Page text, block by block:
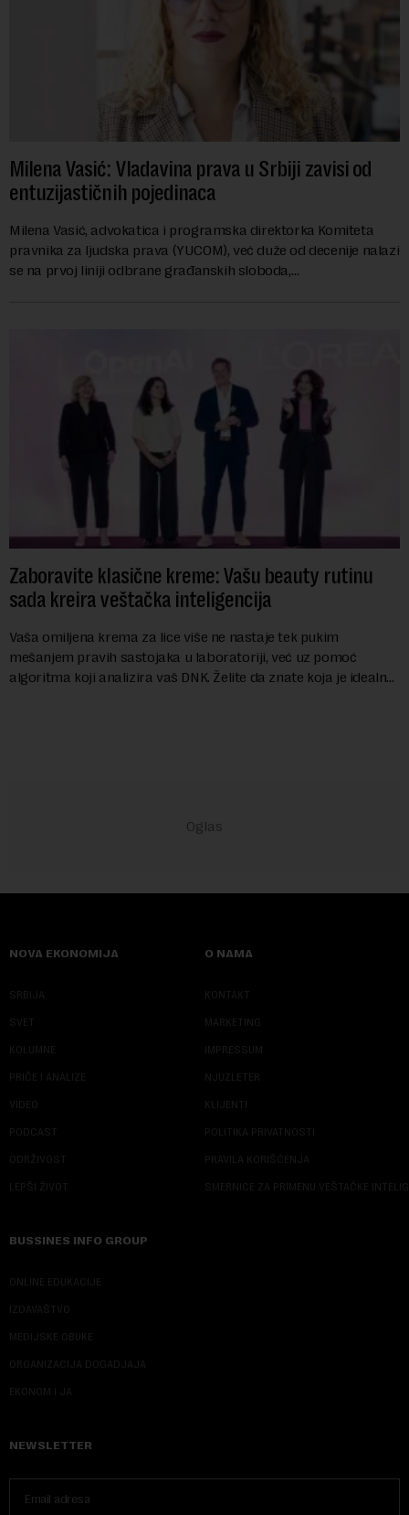
Milena Vasić: Vladavina prava u Srbiji zavisi od
entuzijastičnih pojedinaca
Milena Vasić, advokatica i programska direktorka Komiteta
pravnika za ljudska prava (YUCOM), već duže od decenije nalazi
se na prvoj liniji odbrane građanskih sloboda,
Zaboravite klasične kreme: Vašu beauty rutinu
sada kreira veštačka inteligencija
Vaša omiljena krema za lice više ne nastaje tek pukim
mešanjem pravih sastojaka u laboratoriji, već uz pomoć
algoritma koji analizira vaš DNK. Želite da znate koja je idealna
NOVA EKONOMIJA
SRBIJA
SVET
KOLUMNE
PRIČE I ANALIZE
VIDEO
PODCAST
ODRŽIVOST
LEPŠI ŽIVOT
O NAMA
KONTAKT
MARKETING
IMPRESSUM
NJUZLETER
KLIJENTI
POLITIKA PRIVATNOSTI
PRAVILA KORIŠĆENJA
SMERNICE ZA PRIMENU VEŠTAČKE
BUSSINES INFO GROUP
ONLINE EDUKACIJE
IZDAVAŠTVO
MEDIJSKE OBUKE
ORGANIZACIJA DOGADJAJA
EKONOM I JA
NEWSLETTER